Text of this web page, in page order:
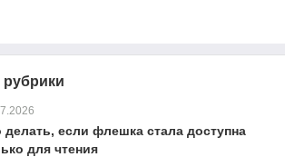
рубрики
делать, если флешка стала доступна
для чтения